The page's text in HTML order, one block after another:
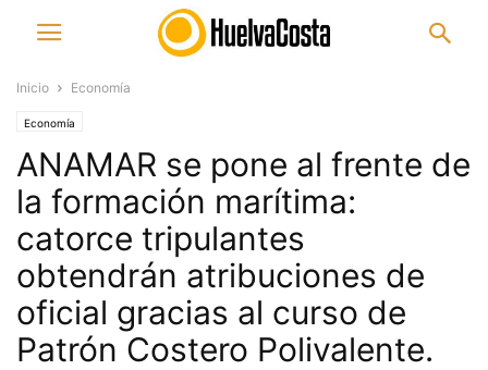
Inicio Economía
Economía
ANAMAR se pone al frente de
la formación marítima:
catorce tripulantes
obtendrán atribuciones de
oficial gracias al curso de
Patrón Costero Polivalente.